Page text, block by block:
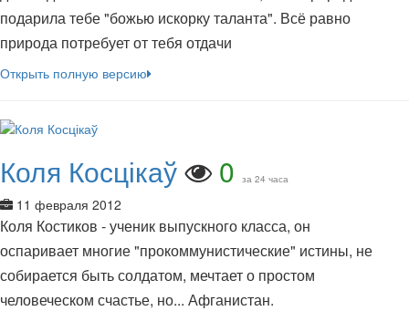
подарила тебе "божью искорку таланта". Всё равно
природа потребует от тебя отдачи
Открыть полную версию
Коля Косцікаў 0 за 24 часа
11 февраля 2012
Коля Костиков - ученик выпускного класса, он
оспаривает многие "прокоммунистические" истины, не
собирается быть солдатом, мечтает о простом
человеческом счастье, но... Афганистан.